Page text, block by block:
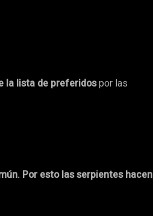
la lista de preferidospor las
Por esto las serpientes hacen